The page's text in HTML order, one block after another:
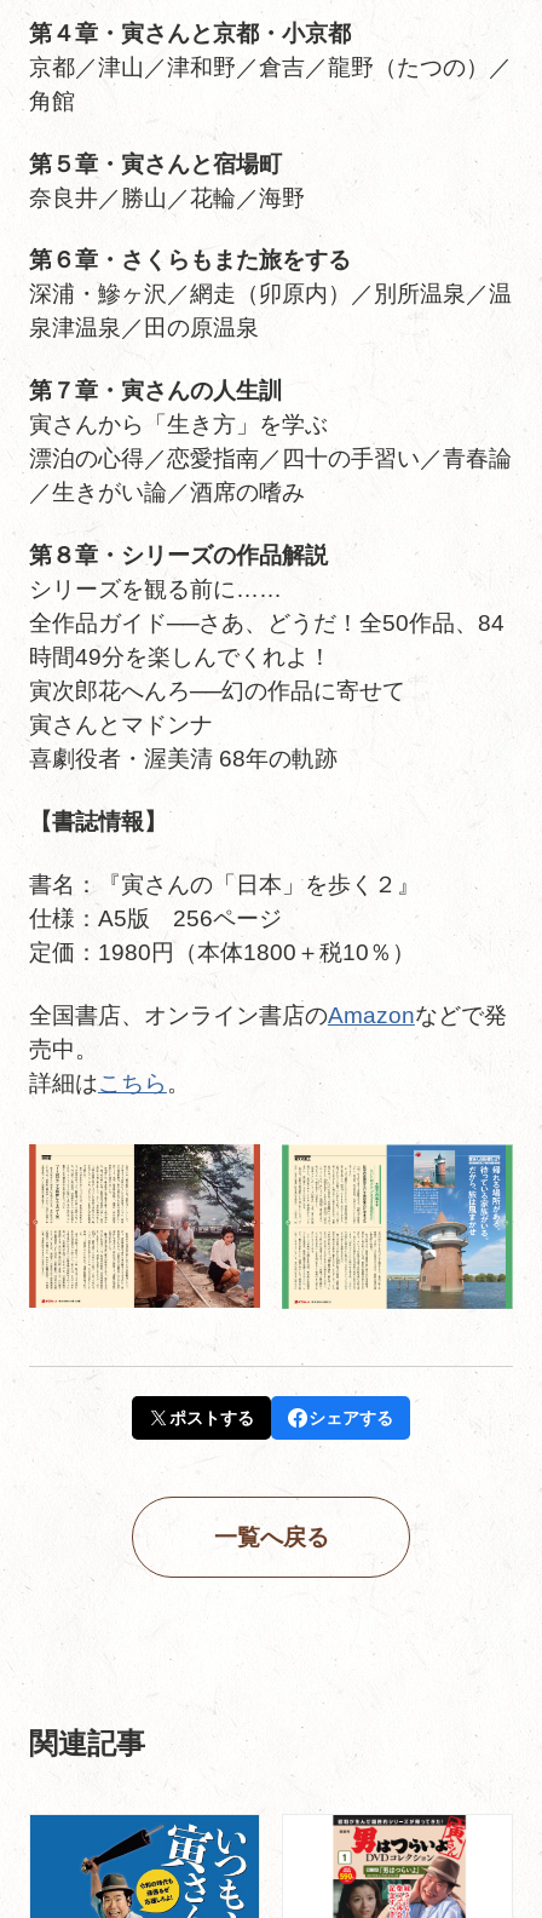
第４章・寅さんと京都・小京都
京都／津山／津和野／倉吉／龍野（たつの）／
角館
第５章・寅さんと宿場町
奈良井／勝山／花輪／海野
第６章・さくらもまた旅をする
深浦・鰺ヶ沢／網走（卯原内）／別所温泉／温
泉津温泉／田の原温泉
第７章・寅さんの人生訓
寅さんから「生き方」を学ぶ
漂泊の心得／恋愛指南／四十の手習い／青春論
／生きがい論／酒席の嗜み
第８章・シリーズの作品解説
シリーズを観る前に……
全作品ガイド──さあ、どうだ！全50作品、84
時間49分を楽しんでくれよ！
寅次郎花へんろ──幻の作品に寄せて
寅さんとマドンナ
喜劇役者・渥美清 68年の軌跡
【書誌情報】
書名：『寅さんの「日本」を歩く２』
仕様：A5版 256ページ
定価：1980円（本体1800＋税10％）
全国書店、オンライン書店のAmazonなどで発
売中。
詳細はこちら 。
ポストする シェアする
一覧へ戻る
関連記事